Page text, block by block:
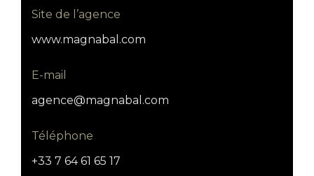
Site de l’agence
www.magnabal.com
E-mail
agence@magnabal.com
Téléphone
+33 7 64 61 65 17